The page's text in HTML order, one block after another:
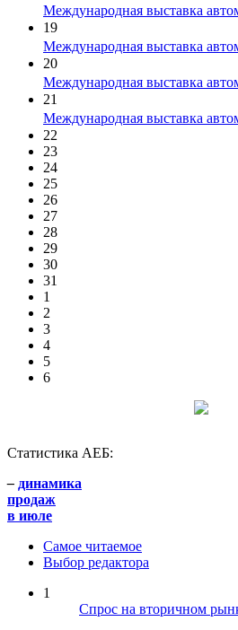
Международная выставка
19
Международная выставка
20
Международная выставка
21
Международная выставка
22
23
24
25
26
27
28
29
30
31
1
2
3
4
5
6
Статистика АЕБ:
– динамика
продаж
в июле
Самое читаемое
Выбор редактора
1
Спрос на вторичном